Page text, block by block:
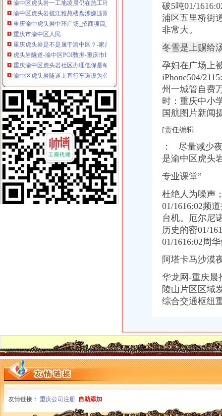
渝中区虎头岩揽江雅苑楼盘涉嫌违规收取高额团购费_重庆市公开
重庆渝中虎头岩中环广场_招商项目_商业地产中国招商网
重庆市渝中区人民
重庆虎头岩是不是属于渝中区？-家居装修互动问答
虎头岩隧道-渝中区POI数据-重庆市POI数据-中国POI数据
重庆渝中区虎头岩社区办理低保是每月的1-10号吗？-爱问知识人
渝中区虎头岩隧道上直行车道设为公交专用车道,并能通行的小车扣分
渝中区虎头岩虎歇路规划设计不合理,导致汽车噪音、喇叭声噪音污
期待渝中区为虎头岩健身步道（山城公园）修一个厕所-重庆网络
渝中虎头岩隧道口一汽车着火未造员伤亡_新浪重庆_新浪网
渝中区高九路大坪虎头岩黄荆社13号协信阿卡迪亚20栋1-1二手房价格-
渝中区虎头岩一工地凌晨仍在施工环保局依法查处_重庆频道_凤凰网
【渝中区虎头岩学车哪里？虎头岩考驾照快可分期的好驾校】价格_
现房！现房！渝中区虎头岩揽江雅苑小洋房在售！！！,渝中区经纬大
渝中区虎头岩交通便利临近商圈163万3房豪装家电齐全拎包入,重
渝中区大化路项目开工虎头岩将修道路直通化龙桥——人民网·重庆视
渝中区虎头岩一线江景叠拼送超大观江露台,您,值得拥有,重庆渝中
渝中区投入1000万元整虎头岩“污水瀑布”重庆新闻联播—
渝中区虎头岩总部城施工放致楼体破损-重庆网络问政平台
【重庆市渝中区石油路街道虎头岩社区居民委员会】重庆市渝中区石油
重庆餐饮美食-重庆渝中区德渔府（虎头岩店）店铺-德渔府（虎头岩店
渝中区虎头岩隧道口一汽车着火扑救及时未造员伤亡-华龙网html5版
大坪虎头岩渝中区车管所在哪里啊？-重庆摩友交流区-摩托车论坛-
重庆渝中区虎头岩---重庆九滨路（黄杨路24号）大鼎世纪滨江,鹅公
现房！现房！渝中区虎头岩揽江雅苑小洋房在售！,渝中区经纬大道虎
渝中交通要道虎头岩隧道至华村立交段明日封闭5小时_重庆频道_凤凰网
地址：重庆渝中区虎头岩中悦健身房（总部城旁边）_重庆吧_百度贴吧
渝中区民族路到虎头岩怎么走？-住哪网
渝中区长和路通车虎头岩隧道通行力缓解-重庆搜狐焦点
渝中区虎头岩转盘改造工程下月完工_房产资讯-黔江房天下
渝中区大化路项目开工虎头岩将修道路直通化龙桥--时政--人民网
重庆市渝中区佛图关公园虎头岩至大坪九坑子轻轨较~新线一期工程施
重庆出售：渝中区虎头岩转盘火锅一条街门面出售-重庆爱问分类
渝中区虎头岩+写字楼+稀缺政企合作-[中国招商网重庆站]
破5吨01/
浦区五里桥街
非常大。
冬雪是上赐给
孕妇在广场上
iPhone504/
州一城管自费
时：重庆中小
国航图片新闻
[责任编辑
： 尽量减少
是渝中区虎头
专业课堂”
杜绝人为噪声
01/1616:02频
台机。厄尔尼
历史的密01/
01/1616:02周
阿塔卡马沙漠
华龙网-重庆晨
陵山片区区域
综合交通枢纽
友情链接： 重庆公司注册 自助添加